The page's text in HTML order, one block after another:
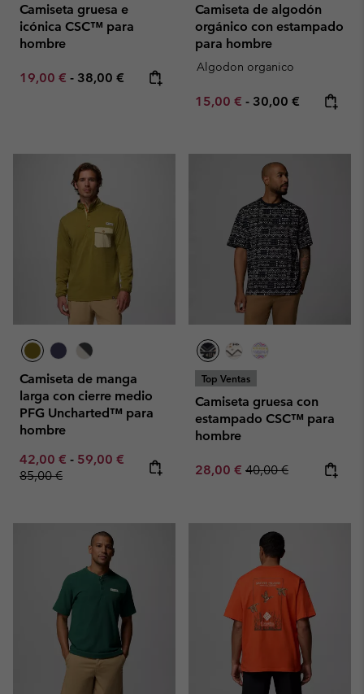
Camiseta gruesa e
icónica CSC™ para
hombre
Minimum sale price:
19,00 € - Maximum price:
38,00 €
Camiseta de algodón
orgánico con estampado
para hombre
Algodon organico
Minimum sale price:
15,00 € - Maximum price:
30,00 €
Camiseta de manga
larga con cierre medio
PFG Uncharted™ para
hombre
Minimum sale price:
42,00 € - Maximum sale price:
59,00 € Regular price:
85,00 €
Top Ventas
Camiseta gruesa con
estampado CSC™ para
hombre
Sale price:
28,00 € Regular price:
40,00 €